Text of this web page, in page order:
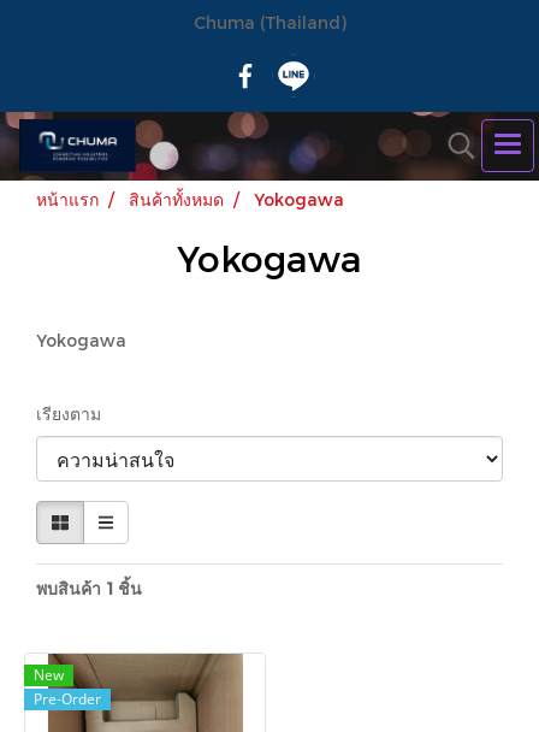
Chuma (Thailand)
หน้าแรก สินค้าทั้งหมด Yokogawa
Yokogawa
Yokogawa
เรียงตาม
พบสินค้า 1 ชิ้น
New
Pre-Order